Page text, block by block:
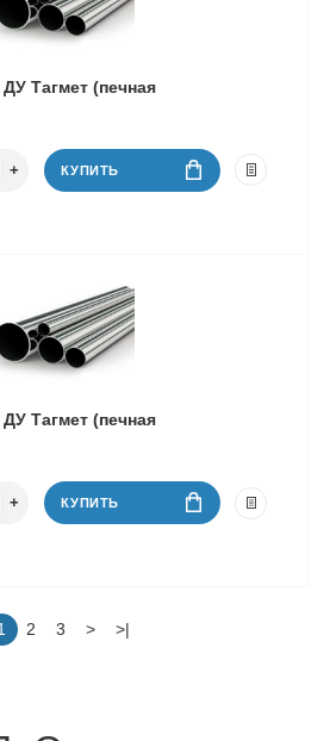
Тагмет (печная
КУПИТЬ
Тагмет (печная
КУПИТЬ
2 3 > >|